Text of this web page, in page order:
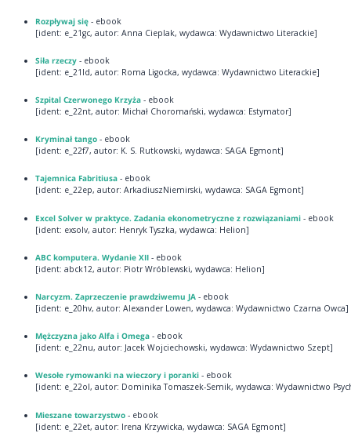
Rozpływaj się- ebook
[ident: e_21gc, autor: Anna Cieplak, wydawca: Wydawnictwo Literackie]
Siła rzeczy - ebook
[ident: e_21ld, autor: Roma Ligocka, wydawca: Wydawnictwo Literackie]
Szpital Czerwonego Krzyża- ebook
[ident: e_22nt, autor: Michał Choromański, wydawca: Estymator]
Kryminał tango- ebook
[ident: e_22f7, autor: K. S. Rutkowski, wydawca: SAGA Egmont]
Tajemnica Fabritiusa- ebook
[ident: e_22ep, autor: ArkadiuszNiemirski, wydawca: SAGA Egmont]
Excel Solver w praktyce. Zadania ekonometryczne z rozwiązaniami - ebook
[ident: exsolv, autor: Henryk Tyszka, wydawca: Helion]
ABC komputera. Wydanie XII- ebook
[ident: abck12, autor: Piotr Wróblewski, wydawca: Helion]
Narcyzm. Zaprzeczenie prawdziwemu JA - ebook
[ident: e_20hv, autor: Alexander Lowen, wydawca: Wydawnictwo Czarna Owca]
Mężczyzna jako Alfa i Omega- ebook
[ident: e_22nu, autor: Jacek Wojciechowski, wydawca: Wydawnictwo Szept]
Wesołe rymowanki na wieczory i poranki- ebook
[ident: e_22ol, autor: Dominika Tomaszek-Semik, wydawca: Wydawnictwo
Mieszane towarzystwo- ebook
[ident: e_22et, autor: Irena Krzywicka, wydawca: SAGA Egmont]